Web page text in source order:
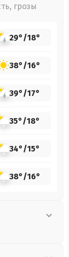
грозы
29°/18°
38°/16°
39°/17°
35°/18°
34°/15°
38°/16°